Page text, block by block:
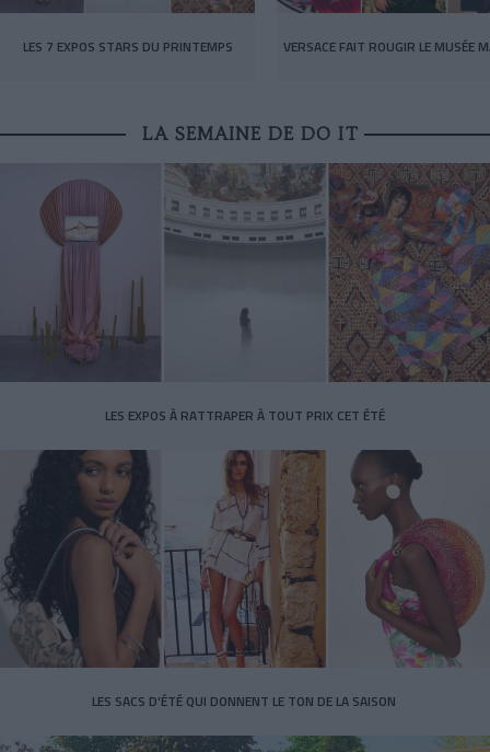
LES 7 EXPOS STARS DU PRINTEMPS VERSACE FAIT ROUGIR LE MUSÉE
LA SEMAINE DE DO IT
LES EXPOS À RATTRAPER À TOUT PRIX CET ÉTÉ
LES SACS D’ÉTÉ QUI DONNENT LE TON DE LA SAISON